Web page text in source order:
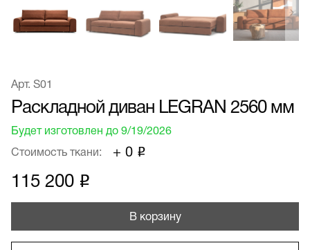
Арт. S01
Раскладной диван LEGRAN 2560 мм
115 200 ₽
В корзину
Будет изготовлен до 9/19/2026
Стоимость ткани: + 0 ₽